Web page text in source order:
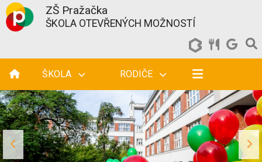
ZŠ Pražačka
ŠKOLA OTEVŘENÝCH MOŽNOSTÍ
ŠKOLA RODIČE